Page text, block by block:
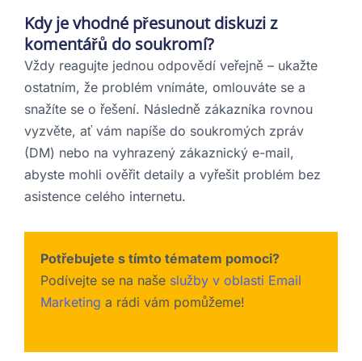
Kdy je vhodné přesunout diskuzi z
komentářů do soukromí?
Vždy reagujte jednou odpovědí veřejně – ukažte
ostatním, že problém vnímáte, omlouváte se a
snažíte se o řešení. Následně zákazníka rovnou
vyzvěte, ať vám napíše do soukromých zpráv
(DM) nebo na vyhrazený zákaznický e-mail,
abyste mohli ověřit detaily a vyřešit problém bez
asistence celého internetu.
Potřebujete s tímto tématem pomoci?
Podívejte se na naše služby v oblasti Email
Marketing a rádi vám pomůžeme!